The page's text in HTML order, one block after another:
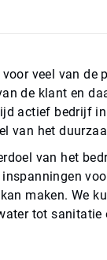
veel van de
de klant en
actief bedrijf
van het
van het
maken. We
tot sanitatie